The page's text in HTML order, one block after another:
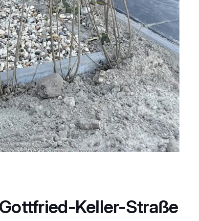
Keller-Straße